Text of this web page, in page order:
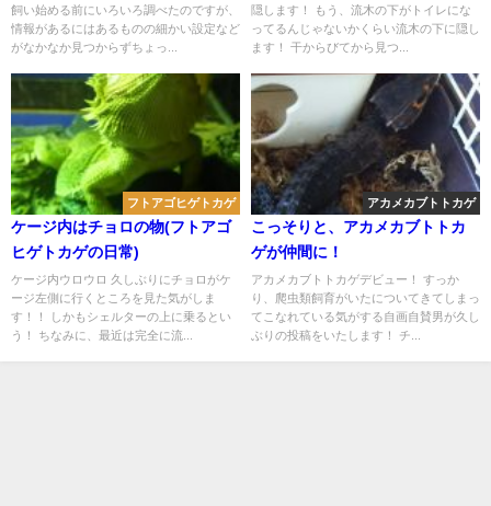
飼い始める前にいろいろ調べたのですが、
情報があるにはあるものの細かい設定など
がなかなか見つからずちょっ...
隠します！ もう、流木の下がトイレにな
ってるんじゃないかくらい流木の下に隠し
ます！ 干からびてから見つ...
フトアゴヒゲトカゲ
ケージ内はチョロの物(フトアゴ
ヒゲトカゲの日常)
ケージ内ウロウロ 久しぶりにチョロがケ
ージ左側に行くところを見た気がしま
す！！ しかもシェルターの上に乗るとい
う！ ちなみに、最近は完全に流...
アカメカブトトカゲ
こっそりと、アカメカブトトカ
ゲが仲間に！
アカメカブトトカゲデビュー！ すっか
り、爬虫類飼育がいたについてきてしまっ
てこなれている気がする自画自賛男が久し
ぶりの投稿をいたします！ チ...